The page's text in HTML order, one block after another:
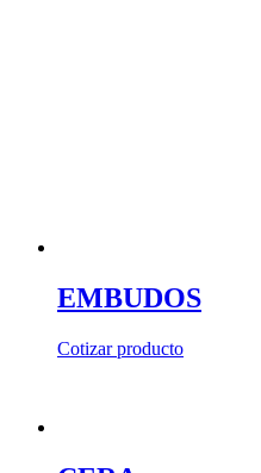
EMBUDOS
Cotizar producto